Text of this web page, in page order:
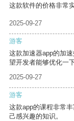
这款软件的价格非常
2025-09-27
游客
这款加速器app的加
望开发者能够优化一下
2025-09-27
游客
这款app的课程非常
己感兴趣的知识。